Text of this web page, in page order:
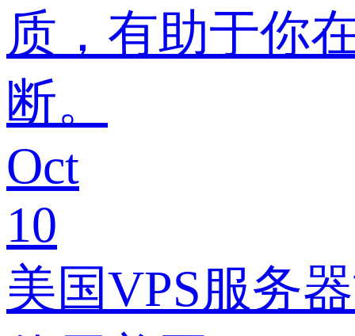
质，有助于你
断。
Oct
10
美国VPS服务